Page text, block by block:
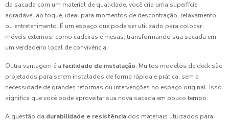
da sacada com um material de qualidade, você cria uma superfície
agradável ao toque, ideal para momentos de descontração, relaxamento
ou entretenimento. É um espaço que pode ser utilizado para colocar
móveis externos, como cadeiras e mesas, transformando sua sacada em
um verdadeiro local de convivência.
Outra vantagem é a facilidade de instalação. Muitos modelos de deck são
projetados para serem instalados de forma rápida e prática, sem a
necessidade de grandes reformas ou intervenções no espaço original. Isso
significa que você pode aproveitar sua nova sacada em pouco tempo.
A questão da durabilidade e resistência dos materiais utilizados para